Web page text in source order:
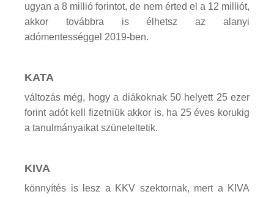
ugyan a 8 millió forintot, de nem érted el a 12 milliót,
akkor továbbra is élhetsz az alanyi
adómentességgel 2019-ben.
KATA
változás még, hogy a diákoknak 50 helyett 25 ezer
forint adót kell fizetniük akkor is, ha 25 éves korukig
a tanulmányaikat szüneteltetik.
KIVA
könnyítés is lesz a KKV szektornak, mert a KIVA